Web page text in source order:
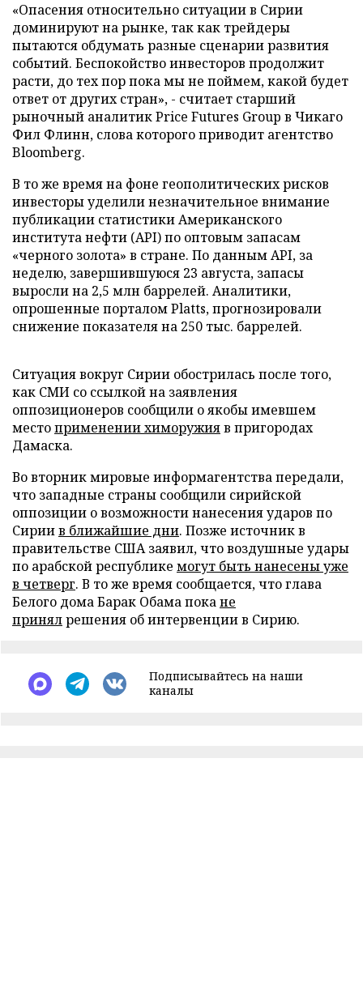
«Опасения относительно ситуации в Сирии
доминируют на рынке, так как трейдеры
пытаются обдумать разные сценарии развития
событий. Беспокойство инвесторов продолжит
расти, до тех пор пока мы не поймем, какой будет
ответ от других стран», - считает старший
рыночный аналитик Price Futures Group в Чикаго
Фил Флинн, слова которого приводит агентство
Bloomberg.
В то же время на фоне геополитических рисков
инвесторы уделили незначительное внимание
публикации статистики Американского
института нефти (API) по оптовым запасам
«черного золота» в стране. По данным API, за
неделю, завершившуюся 23 августа, запасы
выросли на 2,5 млн баррелей. Аналитики,
опрошенные порталом Platts, прогнозировали
снижение показателя на 250 тыс. баррелей.
Ситуация вокруг Сирии обострилась после того,
как СМИ со ссылкой на заявления
оппозиционеров сообщили о якобы имевшем
местоприменении химоружияв пригородах
Дамаска.
Во вторник мировые информагентства передали,
что западные страны сообщили сирийской
оппозиции о возможности нанесения ударов по
Сириив ближайшие дни. Позже источник в
правительстве США заявил, что воздушные удары
по арабской республике могут быть нанесены уже
в четверг. В то же время сообщается, что глава
Белого дома Барак Обама покане
принялрешения об интервенции в Сирию.
Подписывайтесь на наши
каналы